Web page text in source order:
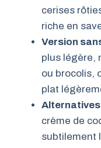
cerises
riche en
Version
plus légère,
ou brocolis,
plat
crème de
subtilement